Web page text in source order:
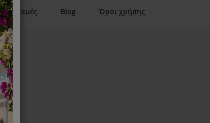
Επισκευές Blog Όροι χρήσης